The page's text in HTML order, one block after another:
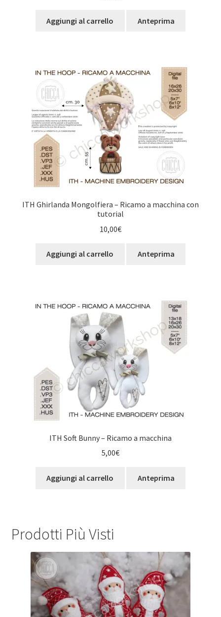
Aggiungi al carrello Anteprima
ITH Ghirlanda Mongolfiera – Ricamo a macchina con
tutorial
10,00€
Aggiungi al carrello Anteprima
ITH Soft Bunny – Ricamo a macchina
5,00€
Aggiungi al carrello Anteprima
Prodotti Più Visti